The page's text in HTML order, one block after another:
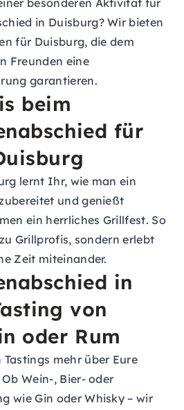
besonderen Aktivität für
in Duisburg? Wir bieten
für Duisburg, die dem
Freunden eine
garantieren.
beim
für
lernt Ihr, wie man ein
und genießt
ein herrliches Grillfest. So
Grillprofis, sondern erlebt
Zeit miteinander.
in
von
oder Rum
mehr über Eure
Wein-, Bier- oder
wie Gin oder Whisky – wir